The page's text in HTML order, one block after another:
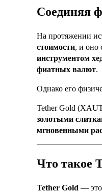
Соединяя
На протяжении
стоимости, и оно
инструментом
фиатных валют.
Однако его
Tether Gold
золотыми
мгновенными
Что такое
Tether Gold — это